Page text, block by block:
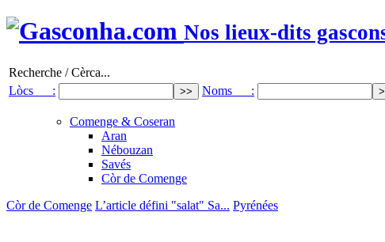
Nos lieux-dits
Recherche / Cèrca...
Lòcs :
Noms :
Comenge & Coseran
Aran
Nébouzan
Savés
Còr de Comenge
Còr de Comenge L’article défini "salat" Sa... Pyrénées